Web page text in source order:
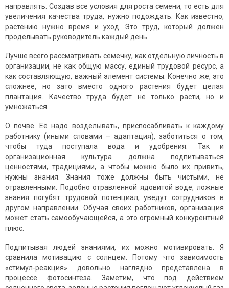
направлять. Создав все условия для роста семени, то есть для
увеличения качества труда, нужно подождать. Как известно,
растению нужно время и уход. Это труд, который должен
проделывать руководитель каждый день.
Лучше всего рассматривать семечку, как отдельную личность в
организации, не как общую массу, единый трудовой ресурс, а
как составляющую, важный элемент системы. Конечно же, это
сложнее, но зато вместо одного растения будет целая
плантация. Качество труда будет не только расти, но и
умножаться.
О почве. Её надо возделывать, приспосабливать к каждому
работнику (иными словами – адаптация), заботиться о том,
чтобы туда поступала вода и удобрения. Так и
организационная культура должна подпитываться
ценностями, традициями, а чтобы можно было их привить,
нужны знания. Знания тоже должны быть чистыми, не
отравленными. Подобно отравленной ядовитой воде, ложные
знания погубят трудовой потенциал, уведут сотрудников в
другом направлении. Обучая своих работников, организация
может стать самообучающейся, а это огромный конкурентный
плюс.
Подпитывая людей знаниями, их можно мотивировать. Я
сравнила мотивацию с солнцем. Потому что зависимость
«стимул-реакция» довольно наглядно представлена в
процессе фотосинтеза. Заметим, что под действием